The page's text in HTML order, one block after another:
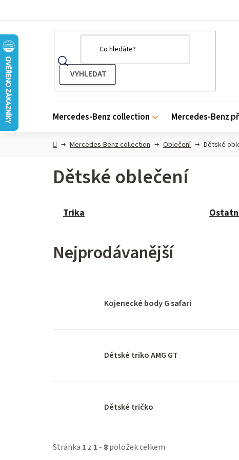
Mercedes-Benz collection Mercedes-Benz
DomůMercedes-Benz collection Oblečení Dětské
Dětské oblečení
Trika
Nejprodávanější
Kojenecké body G safari
Dětské triko AMG GT
Dětské tričko
Stránka 1 z 1 - 8položek celkem